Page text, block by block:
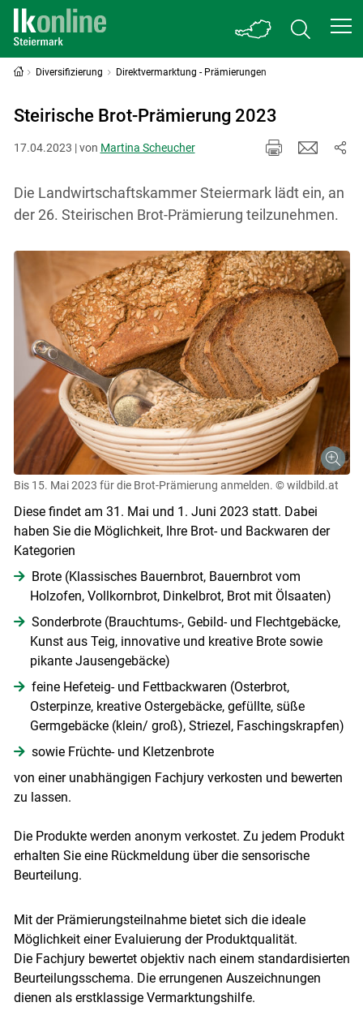
Skip to main content
Diversifizierung Direktvermarktung - Prämierungen
Steirische Brot-Prämierung 2023
17.04.2023 | von Martina Scheucher
Die Landwirtschaftskammer Steiermark lädt ein, an
der 26. Steirischen Brot-Prämierung teilzunehmen.
Bis 15. Mai 2023 für die Brot-Prämierung anmelden. © wildbild.at
Diese findet am 31. Mai und 1. Juni 2023 statt. Dabei
haben Sie die Möglichkeit, Ihre Brot- und Backwaren der
Kategorien
Brote (Klassisches Bauernbrot, Bauernbrot vom
Holzofen, Vollkornbrot, Dinkelbrot, Brot mit Ölsaaten)
Sonderbrote (Brauchtums-, Gebild- und Flechtgebäcke,
Kunst aus Teig, innovative und kreative Brote sowie
pikante Jausengebäcke)
feine Hefeteig- und Fettbackwaren (Osterbrot,
Osterpinze, kreative Ostergebäcke, gefüllte, süße
Germgebäcke (klein/ groß), Striezel, Faschingskrapfen)
sowie Früchte- und Kletzenbrote
von einer unabhängigen Fachjury verkosten und bewerten
zu lassen.
Die Produkte werden anonym verkostet. Zu jedem Produkt
erhalten Sie eine Rückmeldung über die sensorische
Beurteilung.
Mit der Prämierungsteilnahme bietet sich die ideale
Möglichkeit einer Evaluierung der Produktqualität.
Die Fachjury bewertet objektiv nach einem standardisierten
Beurteilungsschema. Die errungenen Auszeichnungen
dienen als erstklassige Vermarktungshilfe.